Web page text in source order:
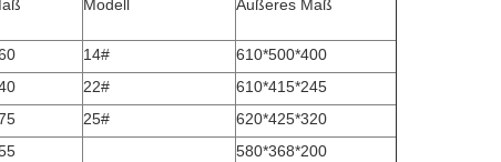
Modell Äußeres Maß
14#
610*500*400
22#
610*415*245
25#
620*425*320
580*368*200